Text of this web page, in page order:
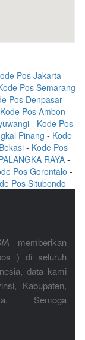
Pos Jakarta -
Pos Semarang
Pos Denpasar-
Kode Pos Ambon -
- Kode Pos
Pinang - Kode
- Kode Pos
RAYA-
Pos Gorontalo -
Pos Situbondo
memberikan
) di seluruh
data kami
Kabupaten,
Semoga